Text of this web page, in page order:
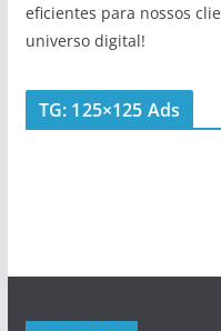
eficientes para nossos
universo digital!
TG: 125×125 Ads